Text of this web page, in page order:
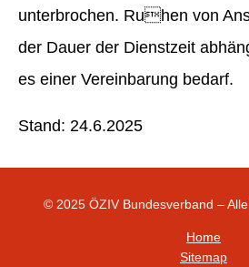
unterbrochen. Ruhen von
der Dauer der Dienstzeit
es einer Vereinbarung bedarf.
Stand: 24.6.2025
© 2025 ÖZIV Bundesverband –
Home
Sitemap